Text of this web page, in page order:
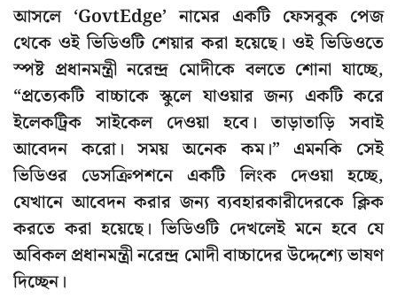
আসলে ‘GovtEdge’ নামের একটি ফেসবুক পেজ
থেকে ওই ভিডিওটি শেয়ার করা হয়েছে। ওই ভিডিওতে
স্পষ্ট প্রধানমন্ত্রী নরেন্দ্র মোদীকে বলতে শোনা যাচ্ছে,
“প্রত্যেকটি বাচ্চাকে স্কুলে যাওয়ার জন্য একটি করে
ইলেকট্রিক সাইকেল দেওয়া হবে। তাড়াতাড়ি সবাই
আবেদন করো। সময় অনেক কম।” এমনকি সেই
ভিডিওর ডেসক্রিপশনে একটি লিংক দেওয়া হচ্ছে,
যেখানে আবেদন করার জন্য ব্যবহারকারীদেরকে ক্লিক
করতে করা হয়েছে। ভিডিওটি দেখলেই মনে হবে যে
অবিকল প্রধানমন্ত্রী নরেন্দ্র মোদী বাচ্চাদের উদ্দেশ্যে ভাষণ
দিচ্ছেন।